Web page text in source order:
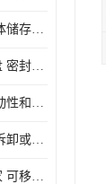
内浮盘 适用于多种液体储存和运输 能够降低运输成本和维护成本
呼和浩特全接液内浮盘 密封性能好 有效保护液体质量
护栏安全折叠梯 可移动性和安全性较高 占用空间小
护栏安全折叠梯 无需拆卸或重新安装 占用空间小
哈尔滨铝合金活动厂家 可移动性和安全性较高 占用空间小